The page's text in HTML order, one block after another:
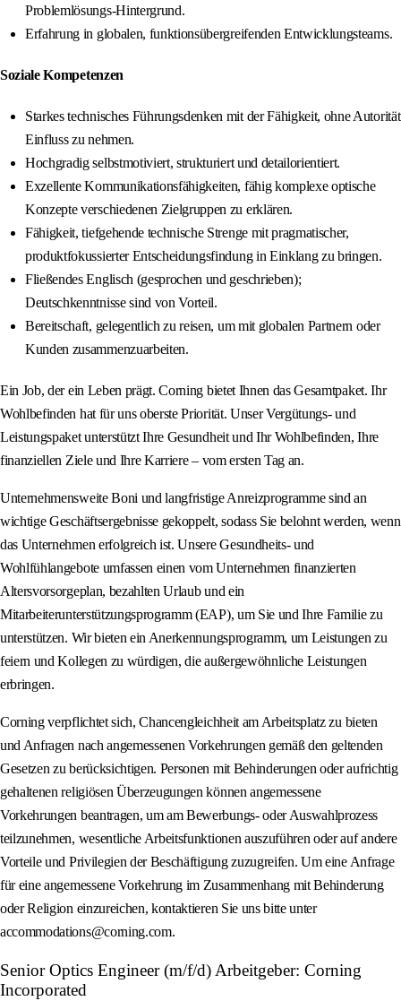
Problemlösungs-Hintergrund.
Erfahrung in globalen, funktionsübergreifenden Entwicklungsteams.
Soziale Kompetenzen
Starkes technisches Führungsdenken mit der Fähigkeit, ohne Autorität
Einfluss zu nehmen.
Hochgradig selbstmotiviert, strukturiert und detailorientiert.
Exzellente Kommunikationsfähigkeiten, fähig komplexe optische
Konzepte verschiedenen Zielgruppen zu erklären.
Fähigkeit, tiefgehende technische Strenge mit pragmatischer,
produktfokussierter Entscheidungsfindung in Einklang zu bringen.
Fließendes Englisch (gesprochen und geschrieben);
Deutschkenntnisse sind von Vorteil.
Bereitschaft, gelegentlich zu reisen, um mit globalen Partnern oder
Kunden zusammenzuarbeiten.
Ein Job, der ein Leben prägt. Corning bietet Ihnen das Gesamtpaket. Ihr
Wohlbefinden hat für uns oberste Priorität. Unser Vergütungs- und
Leistungspaket unterstützt Ihre Gesundheit und Ihr Wohlbefinden, Ihre
finanziellen Ziele und Ihre Karriere – vom ersten Tag an.
Unternehmensweite Boni und langfristige Anreizprogramme sind an
wichtige Geschäftsergebnisse gekoppelt, sodass Sie belohnt werden, wenn
das Unternehmen erfolgreich ist. Unsere Gesundheits- und
Wohlfühlangebote umfassen einen vom Unternehmen finanzierten
Altersvorsorgeplan, bezahlten Urlaub und ein
Mitarbeiterunterstützungsprogramm (EAP), um Sie und Ihre Familie zu
unterstützen. Wir bieten ein Anerkennungsprogramm, um Leistungen zu
feiern und Kollegen zu würdigen, die außergewöhnliche Leistungen
erbringen.
Corning verpflichtet sich, Chancengleichheit am Arbeitsplatz zu bieten
und Anfragen nach angemessenen Vorkehrungen gemäß den geltenden
Gesetzen zu berücksichtigen. Personen mit Behinderungen oder aufrichtig
gehaltenen religiösen Überzeugungen können angemessene
Vorkehrungen beantragen, um am Bewerbungs- oder Auswahlprozess
teilzunehmen, wesentliche Arbeitsfunktionen auszuführen oder auf andere
Vorteile und Privilegien der Beschäftigung zuzugreifen. Um eine Anfrage
für eine angemessene Vorkehrung im Zusammenhang mit Behinderung
oder Religion einzureichen, kontaktieren Sie uns bitte unter
accommodations@corning.com.
Senior Optics Engineer (m/f/d) Arbeitgeber: Corning
Incorporated